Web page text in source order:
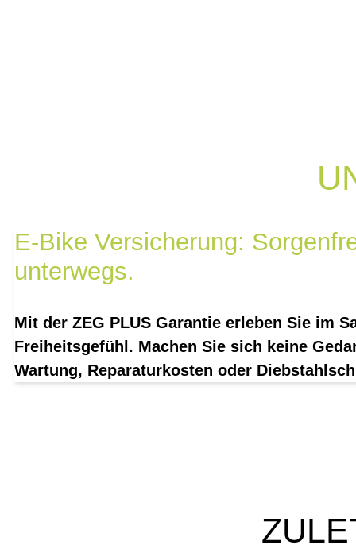
E-Bike Versicherung:
unterwegs.
Mit der ZEG PLUS Garantie erleben Sie im
Freiheitsgefühl. Machen Sie sich keine
Wartung, Reparaturkosten oder